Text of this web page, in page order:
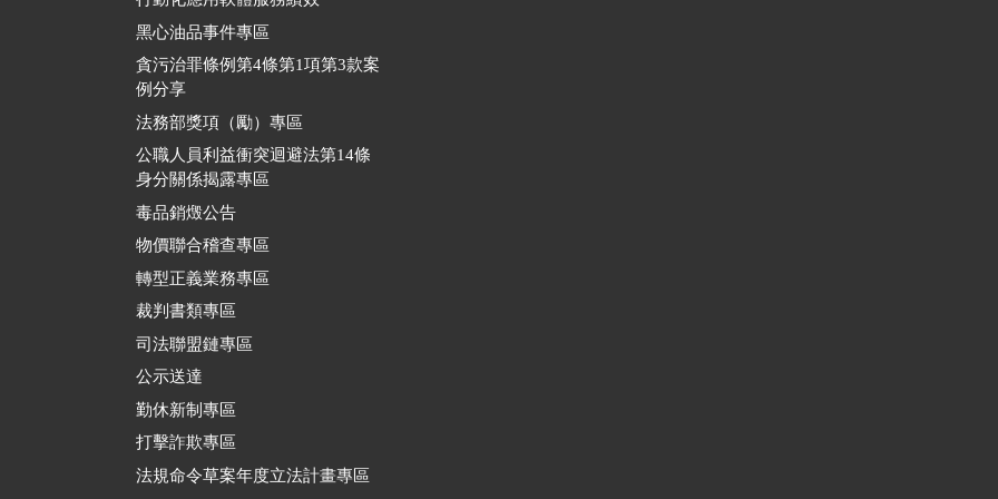
黑心油品事件專區
貪污治罪條例第4條第1項第3款案
例分享
法務部獎項（勵）專區
公職人員利益衝突迴避法第14條
身分關係揭露專區
毒品銷燬公告
物價聯合稽查專區
轉型正義業務專區
裁判書類專區
司法聯盟鏈專區
公示送達
勤休新制專區
打擊詐欺專區
法規命令草案年度立法計畫專區